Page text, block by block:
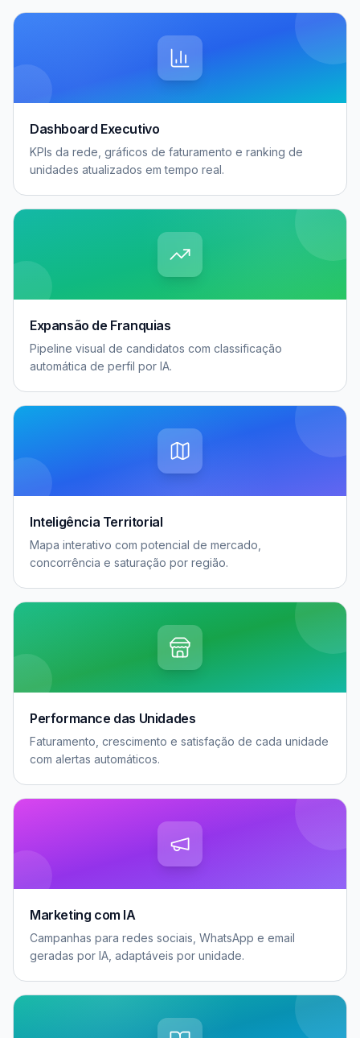
Dashboard Executivo
KPIs da rede, gráficos de faturamento e ranking de
unidades atualizados em tempo real.
Expansão de Franquias
Pipeline visual de candidatos com classificação
automática de perfil por IA.
Inteligência Territorial
Mapa interativo com potencial de mercado,
concorrência e saturação por região.
Performance das Unidades
Faturamento, crescimento e satisfação de cada unidade
com alertas automáticos.
Marketing com IA
Campanhas para redes sociais, WhatsApp e email
geradas por IA, adaptáveis por unidade.